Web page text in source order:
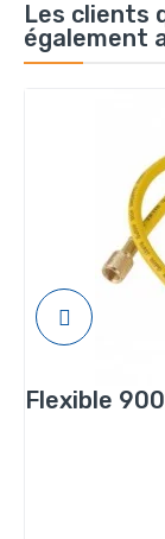
Les clients
également
Flexible